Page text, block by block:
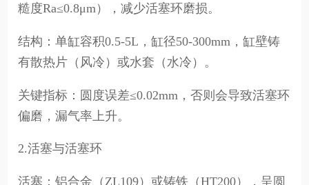
糙度Ra≤0.8μm），减少活塞环磨损。
结构：单缸容积0.5-5L，缸径50-300mm，缸壁铸
有散热片（风冷）或水套（水冷）。
关键指标：圆度误差≤0.02mm，否则会导致活塞环
偏磨，漏气率上升。
2.活塞与活塞环
活塞：铝合金（ZL109）或铸铁（HT200），呈圆